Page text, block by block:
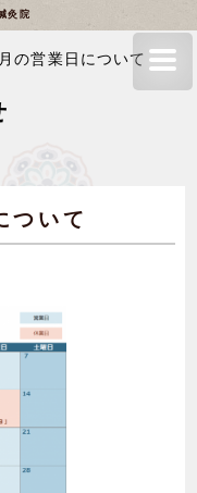
灸院
の営業日について
ついて